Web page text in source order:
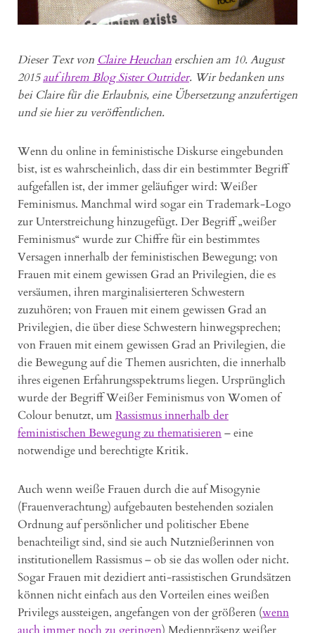
Dieser Text von Claire Heuchan erschien am 10. August
2015auf ihrem Blog Sister Outrider. Wir bedanken uns
bei Claire für die Erlaubnis, eine Übersetzung anzufertigen
und sie hier zu veröffentlichen.
Wenn du online in feministische Diskurse eingebunden
bist, ist es wahrscheinlich, dass dir ein bestimmter Begriff
aufgefallen ist, der immer geläufiger wird: Weißer
Feminismus. Manchmal wird sogar ein Trademark-Logo
zur Unterstreichung hinzugefügt. Der Begriff „weißer
Feminismus“ wurde zur Chiffre für ein bestimmtes
Versagen innerhalb der feministischen Bewegung; von
Frauen mit einem gewissen Grad an Privilegien, die es
versäumen, ihren marginalisierteren Schwestern
zuzuhören; von Frauen mit einem gewissen Grad an
Privilegien, die über diese Schwestern hinwegsprechen;
von Frauen mit einem gewissen Grad an Privilegien, die
die Bewegung auf die Themen ausrichten, die innerhalb
ihres eigenen Erfahrungsspektrums liegen. Ursprünglich
wurde der Begriff Weißer Feminismus von Women of
Colour benutzt, umRassismus innerhalb der
feministischen Bewegung zu thematisieren– eine
notwendige und berechtigte Kritik.
Auch wenn weiße Frauen durch die auf Misogynie
(Frauenverachtung) aufgebauten bestehenden sozialen
Ordnung auf persönlicher und politischer Ebene
benachteiligt sind, sind sie auch Nutznießerinnen von
institutionellem Rassismus – ob sie das wollen oder nicht.
Sogar Frauen mit dezidiert anti-rassistischen Grundsätzen
können nicht einfach aus den Vorteilen eines weißen
Privilegs aussteigen, angefangen von der größeren (wenn